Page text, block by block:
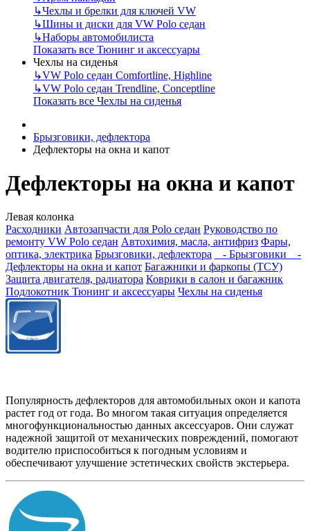
↳Чехлы и брелки для ключей VW
↳Шины и диски для VW Polo седан
↳Наборы автомобилиста
Показать все Тюнинг и аксессуары
Чехлы на сиденья
↳VW Polo седан Comfortline, Highline
↳VW Polo седан Trendline, Conceptline
Показать все Чехлы на сиденья
Брызговики, дефлектора
Дефлекторы на окна и капот
Дефлекторы на окна и капот
Левая колонка
Расходники Автозапчасти для Polo седан Руководство по
ремонту VW Polo седан Автохимия, масла, антифриз Фары,
оптика, электрика Брызговики, дефлектора - Брызговики
-
Дефлекторы на окна и капот Багажники и фаркопы (ТСУ)
Защита двигателя, радиатора Коврики в салон и багажник
Подлокотник Тюнинг и аксессуары Чехлы на сиденья
Популярность дефлекторов для автомобильных окон и капота
растет год от года. Во многом такая ситуация определяется
многофункциональностью данных аксессуаров. Они служат
надежной защитой от механических повреждений, помогают
водителю приспособиться к погодным условиям и
обеспечивают улучшение эстетических свойств экстерьера.